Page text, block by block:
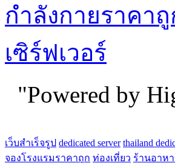
กำลังกายราคาถู
เซิร์ฟเวอร์
"Powered by
เว็บสำเร็จรูป dedicated server thailand
จองโรงแรมราคาถูก ท่องเที่ยว ร้านอาห